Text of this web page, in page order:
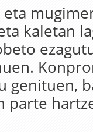
kaletan
genituen,
parte